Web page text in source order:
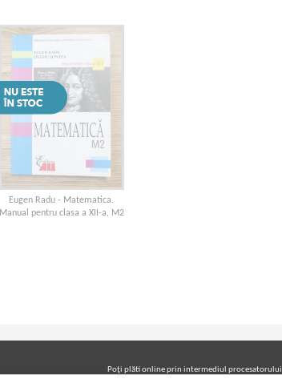
Eugen Radu - Matematica.
Manual pentru clasa a XII-a, M2
Poţi plăti online prin intermediul procesatorului